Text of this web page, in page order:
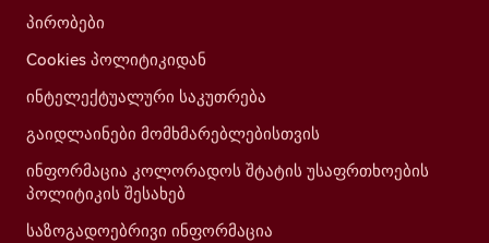
პირობები
Cookies პოლიტიკიდან
ინტელექტუალური საკუთრება
გაიდლაინები მომხმარებლებისთვის
ინფორმაცია კოლორადოს შტატის უსაფრთხოების
პოლიტიკის შესახებ
საზოგადოებრივი ინფორმაცია